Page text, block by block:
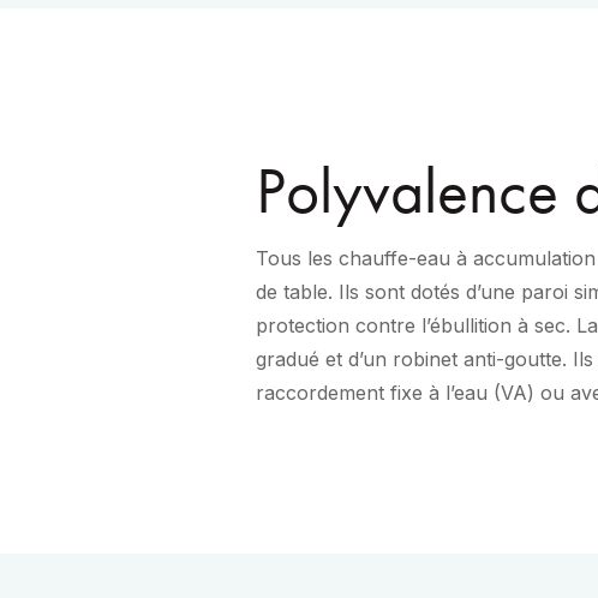
Polyvalence
Tous les chauffe-eau à
de table. Ils sont dotés d’une paroi
protection contre l’ébullition à sec.
gradué et d’un robinet anti-goutte.
raccordement fixe à l’eau (VA) ou